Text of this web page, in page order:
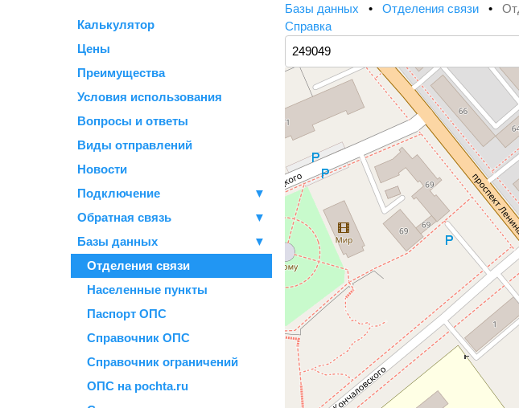
Калькулятор
Цены
Преимущества
Условия использования
Вопросы и ответы
Виды отправлений
Новости
Подключение
▼
Обратная связь
▼
Базы данных
▼
Отделения связи
Населенные пункты
Паспорт ОПС
Справочник ОПС
Справочник ограничений
ОПС на pochta.ru
Базы данных • Отделения связи •
Справка